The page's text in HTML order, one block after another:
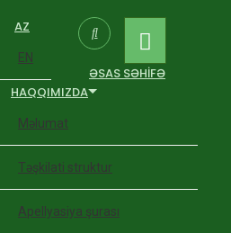
AZ
EN
ƏSAS SƏHIFƏ
HAQQIMIZDA
Məlumat
Təşkilati struktur
Apellyasiya şurası